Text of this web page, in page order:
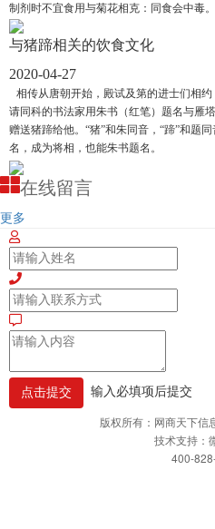
制剂时不宜食用与菊花相克：同食会中毒。
与猪蹄相关的饮食文化
2020-04-27
相传从唐朝开始，殿试及第的进士们相
请同科的书法家用朱书（红笔）题名与雁
赠送猪蹄给他。“猪”和朱同音，“蹄”和题
名，成为将相，也能朱书题名。
在线留言
更多
输入必填项后提交
版权所有：网商天下信
技术支持：
400-